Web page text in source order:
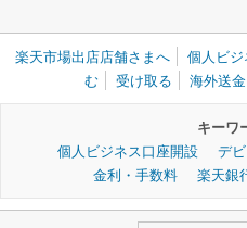
楽天市場出店店舗さまへ 個人ビ
む
受け取る 海外送金
キーワ
個人ビジネス口座開設
デ
金利・手数料
楽天銀